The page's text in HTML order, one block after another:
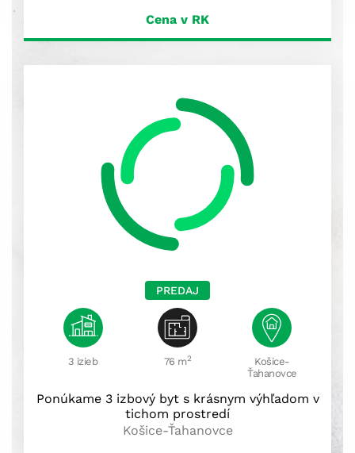
Cena v RK
PREDAJ
3 izieb 76 m2
Košice-
Ťahanovce
Ponúkame 3 izbový byt s krásnym výhľadom v
tichom prostredí
Košice-Ťahanovce